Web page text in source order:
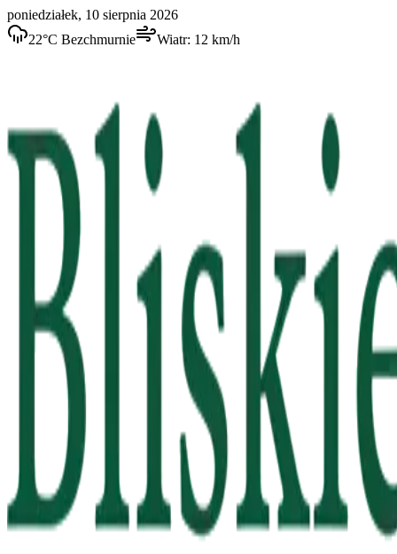
poniedziałek, 10 sierpnia 2026
22°C Bezchmurnie Wiatr: 12 km/h